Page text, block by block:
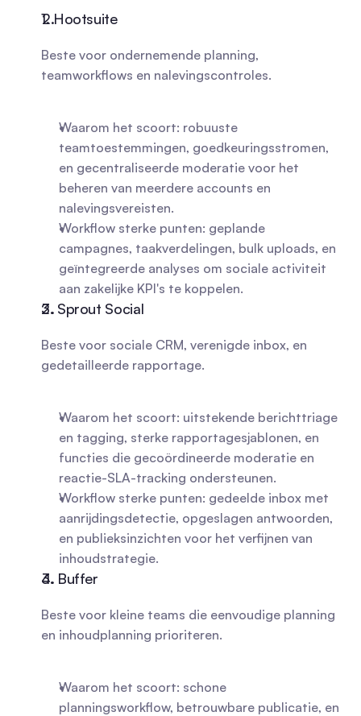
1. Hootsuite
Beste voor ondernemende planning,
teamworkflows en nalevingscontroles.
Waarom het scoort: robuuste
teamtoestemmingen, goedkeuringsstromen,
en gecentraliseerde moderatie voor het
beheren van meerdere accounts en
nalevingsvereisten.
Workflow sterke punten: geplande
campagnes, taakverdelingen, bulk uploads, en
geïntegreerde analyses om sociale activiteit
aan zakelijke KPI's te koppelen.
2. Sprout Social
Beste voor sociale CRM, verenigde inbox, en
gedetailleerde rapportage.
Waarom het scoort: uitstekende berichttriage
en tagging, sterke rapportagesjablonen, en
functies die gecoördineerde moderatie en
reactie-SLA-tracking ondersteunen.
Workflow sterke punten: gedeelde inbox met
aanrijdingsdetectie, opgeslagen antwoorden,
en publieksinzichten voor het verfijnen van
inhoudstrategie.
3. Buffer
Beste voor kleine teams die eenvoudige planning
en inhoudplanning prioriteren.
Waarom het scoort: schone
planningsworkflow, betrouwbare publicatie, en